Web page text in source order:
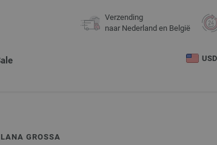
Verzending
naar Nederland en België
USD
LANA GROSSA